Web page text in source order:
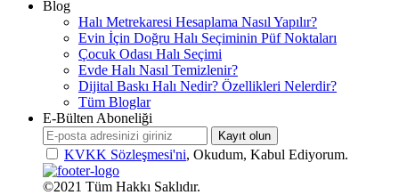
Blog
Halı Metrekaresi Hesaplama Nasıl Yapılır?
Evin İçin Doğru Halı Seçiminin Püf Noktaları
Çocuk Odası Halı Seçimi
Evde Halı Nasıl Temizlenir?
Dijital Baskı Halı Nedir? Özellikleri Nelerdir?
Tüm Bloglar
E-Bülten Aboneliği
Kayıt olun
KVKK Sözleşmesi'ni, Okudum, Kabul Ediyorum.
©2021 Tüm Hakkı Saklıdır.